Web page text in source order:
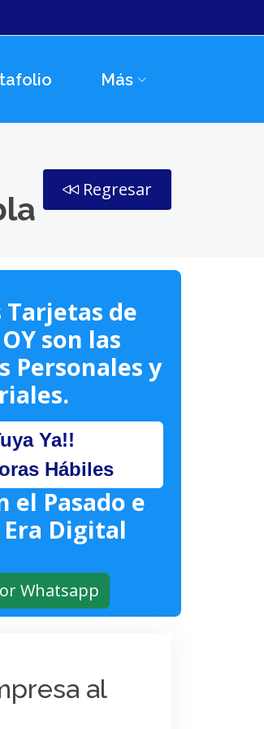
Más
Regresar
de
son las
Personales y
Ya!!
Hábiles
el Pasado e
Digital
Whatsapp
al